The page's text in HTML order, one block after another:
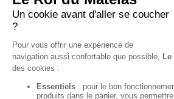
Destockage
Soldes